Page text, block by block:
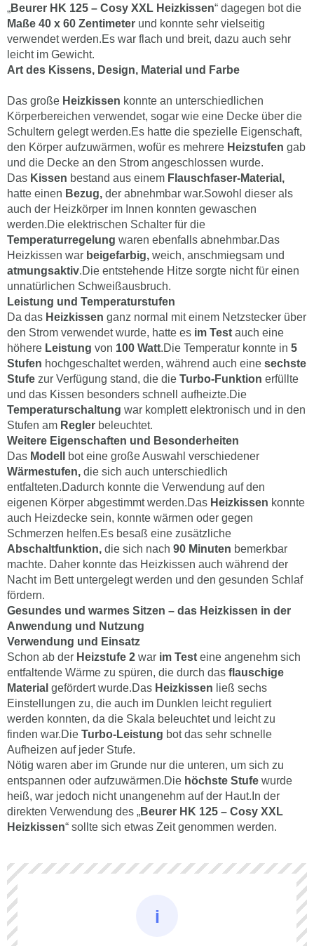
„Beurer HK 125 – Cosy XXL Heizkissen“ dagegen bot die
Maße 40 x 60 Zentimeter und konnte sehr vielseitig
verwendet werden.Es war flach und breit, dazu auch sehr
leicht im Gewicht.
Art des Kissens, Design, Material und Farbe
Das große Heizkissen konnte an unterschiedlichen
Körperbereichen verwendet, sogar wie eine Decke über die
Schultern gelegt werden.Es hatte die spezielle Eigenschaft,
den Körper aufzuwärmen, wofür es mehrere Heizstufen gab
und die Decke an den Strom angeschlossen wurde.
Das Kissen bestand aus einem Flauschfaser-Material,
hatte einen Bezug, der abnehmbar war.Sowohl dieser als
auch der Heizkörper im Innen konnten gewaschen
werden.Die elektrischen Schalter für die
Temperaturregelung waren ebenfalls abnehmbar.Das
Heizkissen war beigefarbig, weich, anschmiegsam und
atmungsaktiv.Die entstehende Hitze sorgte nicht für einen
unnatürlichen Schweißausbruch.
Leistung und Temperaturstufen
Da das Heizkissen ganz normal mit einem Netzstecker über
den Strom verwendet wurde, hatte es im Test auch eine
höhere Leistung von 100 Watt.Die Temperatur konnte in 5
Stufen hochgeschaltet werden, während auch eine sechste
Stufe zur Verfügung stand, die die Turbo-Funktion erfüllte
und das Kissen besonders schnell aufheizte.Die
Temperaturschaltung war komplett elektronisch und in den
Stufen am Regler beleuchtet.
Weitere Eigenschaften und Besonderheiten
Das Modell
bot eine große Auswahl verschiedener
Wärmestufen, die sich auch unterschiedlich
entfalteten.Dadurch konnte die Verwendung auf den
eigenen Körper abgestimmt werden.Das Heizkissen konnte
auch Heizdecke sein, konnte wärmen oder gegen
Schmerzen helfen.Es besaß eine zusätzliche
Abschaltfunktion, die sich nach 90 Minuten bemerkbar
machte. Daher konnte das Heizkissen auch während der
Nacht im Bett untergelegt werden und den gesunden Schlaf
fördern.
Gesundes und warmes Sitzen – das Heizkissen in der
Anwendung und Nutzung
Verwendung und Einsatz
Schon ab der Heizstufe 2 war im Test eine angenehm sich
entfaltende Wärme zu spüren, die durch das flauschige
Material gefördert wurde.Das Heizkissen ließ sechs
Einstellungen zu, die auch im Dunklen leicht reguliert
werden konnten, da die Skala beleuchtet und leicht zu
finden war.Die Turbo-Leistung bot das sehr schnelle
Aufheizen auf jeder Stufe.
Nötig waren aber im Grunde nur die unteren, um sich zu
entspannen oder aufzuwärmen.Die höchste Stufe wurde
heiß, war jedoch nicht unangenehm auf der Haut.In der
direkten Verwendung des „Beurer HK 125 – Cosy XXL
Heizkissen“ sollte sich etwas Zeit genommen werden.